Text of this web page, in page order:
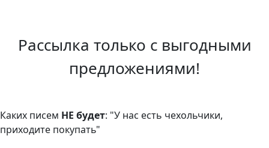
Рассылка только с выгодными
предложениями!
Каких писем НЕ будет: "У нас есть чехольчики,
приходите покупать"